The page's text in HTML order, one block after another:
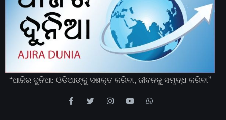
“ଆଜିର ଦୁନିଆ: ଓଡିଆଙ୍କୁ ସଶକ୍ତ କରିବା, ଜୀବନକୁ ସମୃଦ୍ଧ କରିବା”